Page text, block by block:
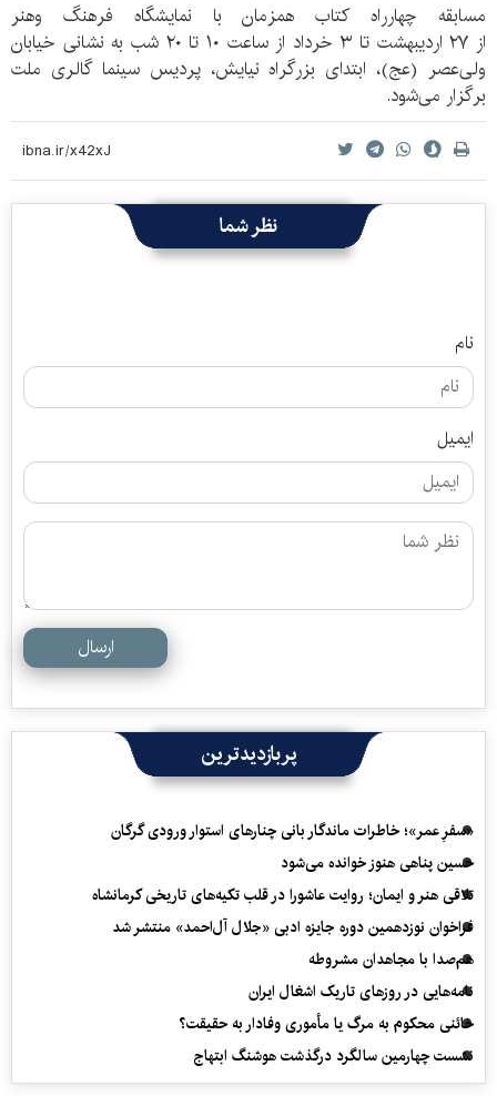
مسابقه چهارراه کتاب همزمان با نمایشگاه فرهنگ وهنر
از ۲۷ اردیبهشت تا ۳ خرداد از ساعت ۱۰ تا ۲۰ شب به نشانی خیابان
ولی‌عصر (عج)، ابتدای بزرگراه نیایش، پردیس سینما گالری ملت
برگزار می‌شود.
نظر شما
نام
ایمیل
ارسال
پربازدیدترین
«سفرِ عمر»؛ خاطرات ماندگار بانی چنارهای استوار ورودی گرگان
حسین پناهی هنوز خوانده می‌شود
تلاقی هنر و ایمان؛ روایت عاشورا در قلب تکیه‌های تاریخی کرمانشاه
فراخوان نوزدهمین دوره جایزه ادبی «جلال آل‌احمد» منتشر شد
هم‌صدا با مجاهدان مشروطه
نامه‌هایی در روزهای تاریک اشغال ایران
خائنی محکوم به مرگ یا مأموری وفادار به حقیقت؟
نشست چهارمین سالگرد درگذشت هوشنگ ابتهاج